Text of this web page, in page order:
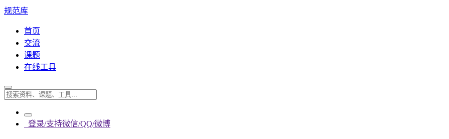
规范库
首页
交流
课题
在线工具
登录/支持微信/QQ/微博